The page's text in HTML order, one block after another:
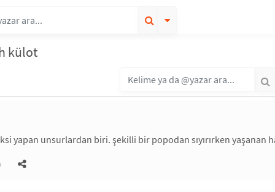
külot
yapan unsurlardan biri. şekilli bir popodan sıyırırken yaşanan